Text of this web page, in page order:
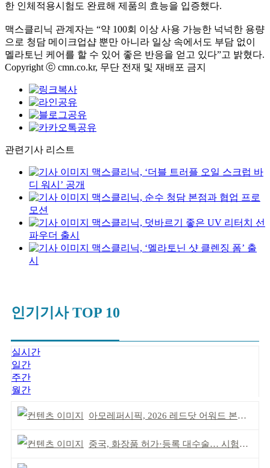
한 인체적용시험도 완료해 제품의 효능을 입증했다.
맥스클리닉 관계자는 “약 100회 이상 사용 가능한 넉넉한 용량
으로 청담 메이크업샵 뿐만 아니라 일상 속에서도 부담 없이
멜라토닌 케어를 할 수 있어 좋은 반응을 얻고 있다”고 밝혔다.
Copyright ⓒ cmn.co.kr, 무단 전재 및 재배포 금지
관련기사 리스트
맥스클리닉, ‘더블 트러플 오일 스크럽 바
디 워시’ 공개
맥스클리닉, 순수 청담 본점과 협업 프로
모션
맥스클리닉, 덧바르기 좋은 UV 리터치 선
파우더 출시
맥스클리닉, ‘멜라토닌 샷 클렌징 폼’ 출
시
인기기사 TOP 10
실시간
일간
주간
월간
아모레퍼시픽, 2026 레드닷 어워드 본상 2개 수상
중국, 화장품 허가·등록 대수술… 시험자료 공용 허용